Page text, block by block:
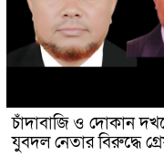
চাঁদাবাজি ও দোকান
যুবদল নেতার বিরুদ্ধে